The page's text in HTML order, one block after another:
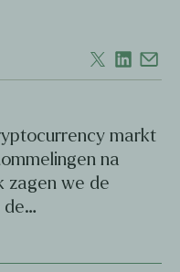
markt
na
zagen we de
de…